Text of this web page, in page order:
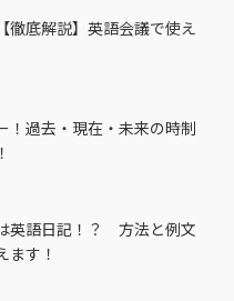
徹底解説】英語会議で使え
！過去・現在・未来の時制
英語日記！？ 方法と例文
ます！